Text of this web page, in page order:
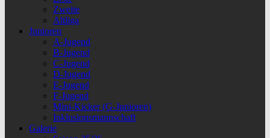
Zweite
Altliga
Junioren
A-Jugend
B-Jugend
C-Jugend
D-Jugend
E-Jugend
F-Jugend
Mini-Kicker (G-Junioren)
Inklusionsmannschaft
Galerie